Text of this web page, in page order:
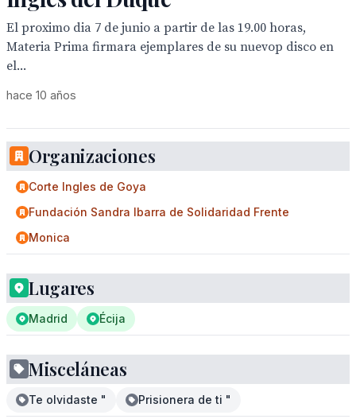
El proximo dia 7 de junio a partir de las 19.00 horas,
Materia Prima firmara ejemplares de su nuevop disco en
el...
hace 10 años
Organizaciones
Corte Ingles de Goya
Fundación Sandra Ibarra de Solidaridad Frente
Monica
Lugares
Madrid Écija
Misceláneas
Te olvidaste " Prisionera de ti "